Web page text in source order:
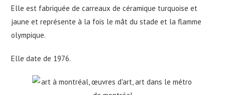
Elle est fabriquée de carreaux de céramique turquoise et
jaune et représente à la fois le mât du stade et la flamme
olympique.
Elle date de 1976.